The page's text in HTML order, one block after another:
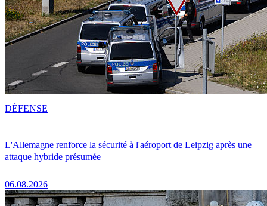
L'Allemagne renforce la sécurité à l'aéroport de Leipzig après une
attaque hybride présumée
06.08.2026
DÉFENSE